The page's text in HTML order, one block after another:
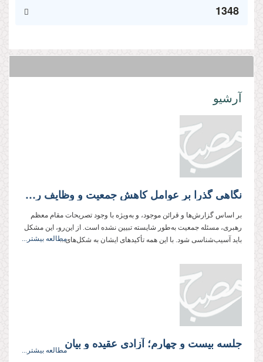
1348
آرشیو
نگاهی گذرا بر عوامل کاهش جمعیت و وظایف روحانیت در جبران آن
بر اساس گزارش‌ها و قرائن موجود، و به‌ویژه با وجود تصریحات مقام معظم
رهبری، مسئله جمعیت به‌طور شایسته تبیین نشده است. از این‌رو، این مشکل
باید آسیب‌شناسی شود. با این همه تأکیدهای ایشان به شکل‌های...مطالعه بیشتر...
جلسه بیست و چهارم؛ آزادى عقیده و بیانمطالعه بیشتر...